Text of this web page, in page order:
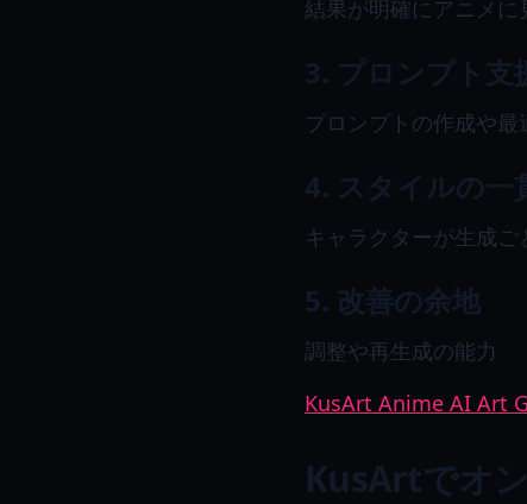
結果が明確にアニメに
3. プロンプト支
プロンプトの作成や最
4. スタイルの一
キャラクターが生成ご
5. 改善の余地
調整や再生成の能力
KusArt Anime AI Art
KusArtでオ